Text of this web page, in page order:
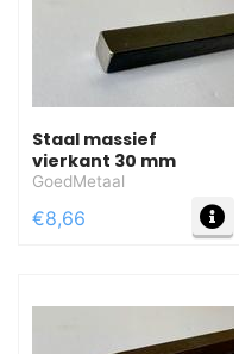
Staal massief
vierkant 30 mm
GoedMetaal
€8,66